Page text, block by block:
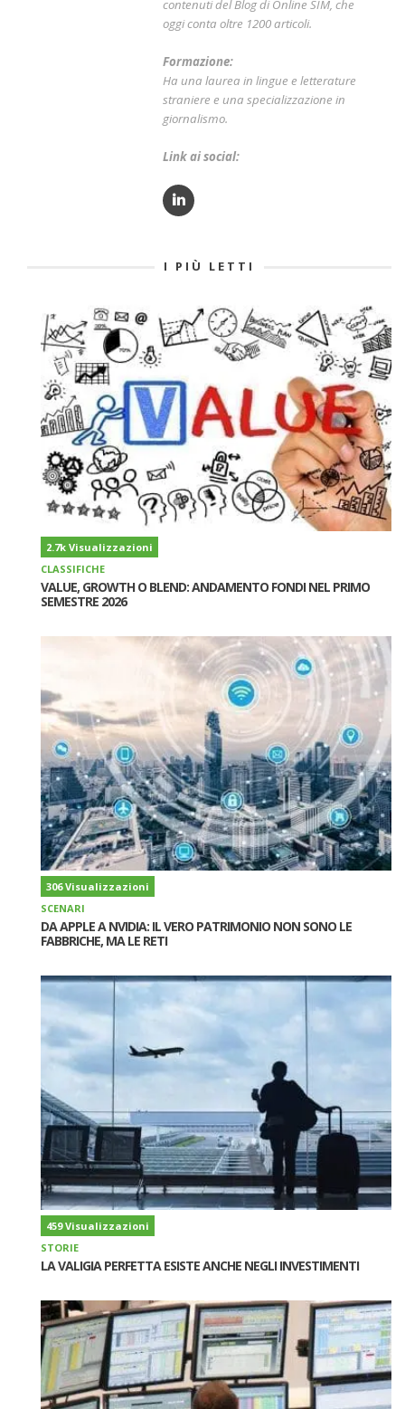
contenuti del Blog di Online SIM, che
oggi conta oltre 1200 articoli.
Formazione:
Ha una laurea in lingue e letterature
straniere e una specializzazione in
giornalismo.
Link ai social:
I PIÙ LETTI
2.7k Visualizzazioni
CLASSIFICHE
VALUE, GROWTH O BLEND: ANDAMENTO FONDI NEL PRIMO
SEMESTRE 2026
306 Visualizzazioni
SCENARI
DA APPLE A NVIDIA: IL VERO PATRIMONIO NON SONO LE
FABBRICHE, MA LE RETI
459 Visualizzazioni
STORIE
LA VALIGIA PERFETTA ESISTE ANCHE NEGLI INVESTIMENTI